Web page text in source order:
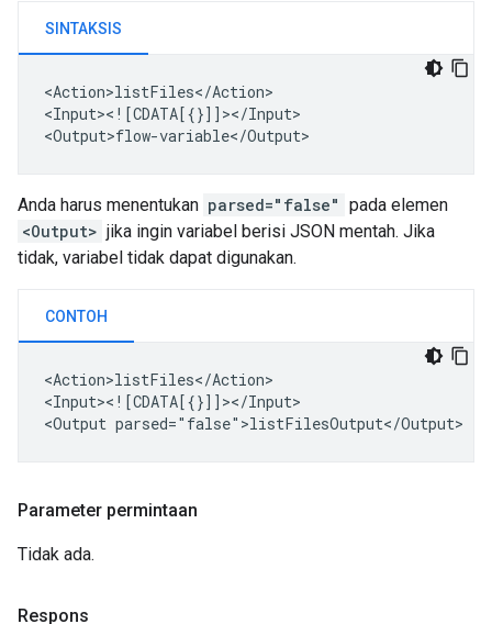
SINTAKSIS
<Action>listFiles</Action>
<Input><![CDATA[{}]]></Input>
Anda harus menentukan parsed="false" pada elemen
<Output> jika ingin variabel berisi JSON mentah. Jika
tidak, variabel tidak dapat digunakan.
CONTOH
<Action>listFiles</Action>
<Input><![CDATA[{}]]></Input>
<Output
Parameter permintaan
Tidak ada.
Respons